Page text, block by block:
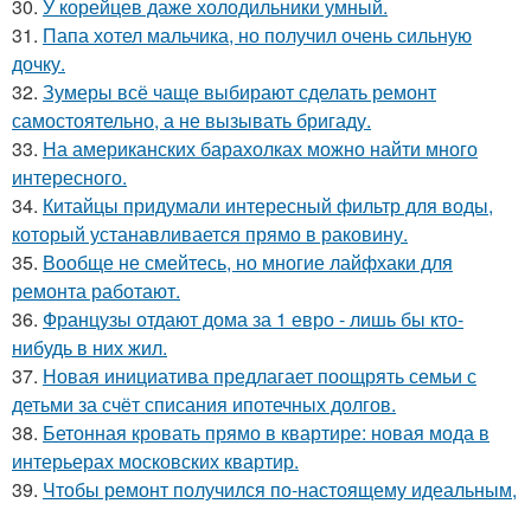
30. У корейцев даже холодильники умный.
31. Папа хотел мальчика, но получил очень сильную
дочку.
32. Зумеры всё чаще выбирают сделать ремонт
самостоятельно, а не вызывать бригаду.
33. На американских барахолках можно найти много
интересного.
34. Китайцы придумали интересный фильтр для воды,
который устанавливается прямо в раковину.
35. Вообще не смейтесь, но многие лайфхаки для
ремонта работают.
36. Французы отдают дома за 1 евро - лишь бы кто-
нибудь в них жил.
37. Новая инициатива предлагает поощрять семьи с
детьми за счёт списания ипотечных долгов.
38. Бетонная кровать прямо в квартире: новая мода в
интерьерах московских квартир.
39. Чтобы ремонт получился по-настоящему идеальным,